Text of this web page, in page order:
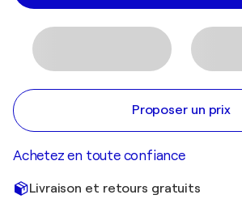
Proposer un prix
Achetez en toute confiance
Livraison et retours gratuits